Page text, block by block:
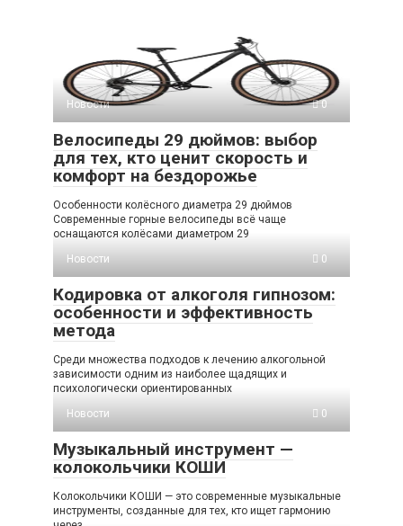
Новости 0
Велосипеды 29 дюймов: выбор
для тех, кто ценит скорость и
комфорт на бездорожье
Особенности колёсного диаметра 29 дюймов
Современные горные велосипеды всё чаще
оснащаются колёсами диаметром 29
Новости
0
Кодировка от алкоголя гипнозом:
особенности и эффективность
метода
Среди множества подходов к лечению алкогольной
зависимости одним из наиболее щадящих и
психологически ориентированных
Новости
0
Музыкальный инструмент —
колокольчики КОШИ
Колокольчики КОШИ — это современные музыкальные
инструменты, созданные для тех, кто ищет гармонию